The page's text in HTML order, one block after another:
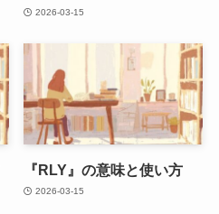
2026-03-15
『RLY』の意味と使い方
2026-03-15